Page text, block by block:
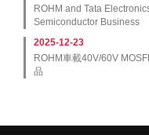
ROHM and Tata
Semiconductor Business
2025-12-23
ROHM車載40V/60V
品